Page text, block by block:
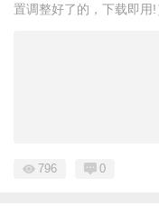
置调整好了的，下载即用!
796 0